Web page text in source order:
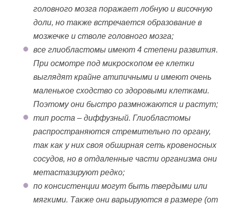
головного мозга поражает лобную и височную
доли, но также встречается образование в
мозжечке и стволе головного мозга;
все глиобластомы имеют 4 степени развития.
При осмотре под микроскопом ее клетки
выглядят крайне атипичными и имеют очень
маленькое сходство со здоровыми клетками.
Поэтому они быстро размножаются и растут;
тип роста – диффузный. Глиобластомы
распространяются стремительно по органу,
так как у них своя обширная сеть кровеносных
сосудов, но в отдаленные части организма они
метастазируют редко;
по консистенции могут быть твердыми или
мягкими. Также они варьируются в размере (от